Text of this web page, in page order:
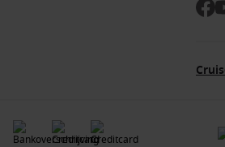
stranden en vriendelijke lokale
: Biedt een
rijke geschiedenis van